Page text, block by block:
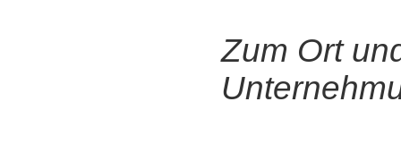
Zum Ort